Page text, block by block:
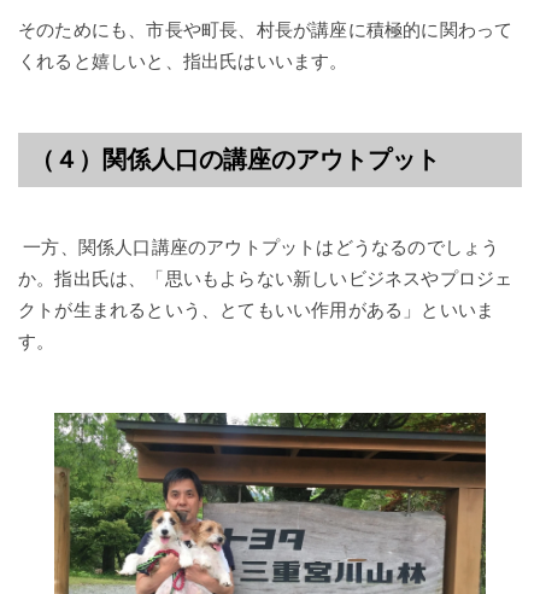
そのためにも、市長や町長、村長が講座に積極的に関わって
くれると嬉しいと、指出氏はいいます。
（４）関係人口の講座のアウトプット
一方、関係人口講座のアウトプットはどうなるのでしょう
か。指出氏は、「思いもよらない新しいビジネスやプロジェ
クトが生まれるという、とてもいい作用がある」といいま
す。